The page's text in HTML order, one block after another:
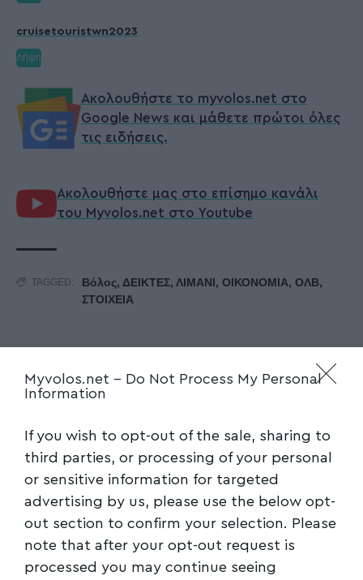
Myvolos.net - Do Not Process My Personal
Information
If you wish to opt-out of the sale, sharing to
third parties, or processing of your personal
or sensitive information for targeted
advertising by us, please use the below opt-
out section to confirm your selection. Please
note that after your opt-out request is
processed you may continue seeing
cruisetouristwn2023
Λήψη
Ακολουθήστε το myvolos.net στο
Google News και μάθετε πρώτοι όλες
τις ειδήσεις.
Ακολουθήστε μας στο επίσημο κανάλι
του Myvolos.net στο Youtube
TAGGED: Βόλος, ΔΕΙΚΤΕΣ, ΛΙΜΑΝΙ, ΟΙΚΟΝΟΜΙΑ, ΟΛΒ,
ΣΤΟΙΧΕΙΑ